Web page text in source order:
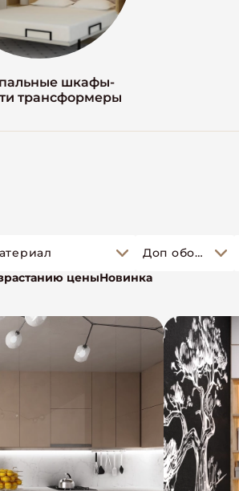
шкафы-
трансформеры
Доп оборудование
ценыНовинка